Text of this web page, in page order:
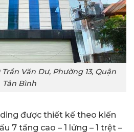
Văn Dư, Phường 13, Quận
Tân Bình
được thiết kế theo kiến
7 tầng cao – 1 lửng – 1 trệt –